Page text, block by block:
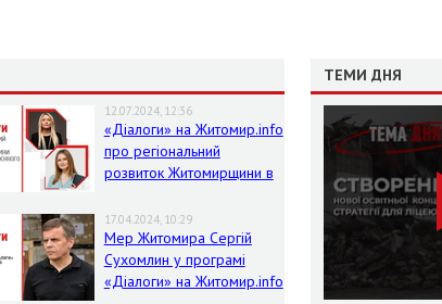
12.07.2024, 12:36
«Діалоги» на Житомир.info
про регіональний
розвиток Житомирщини в
17.04.2024, 10:29
Мер Житомира Сергій
Сухомлин у програмі
«Діалоги» на Житомир.info
ТЕМИ ДНЯ